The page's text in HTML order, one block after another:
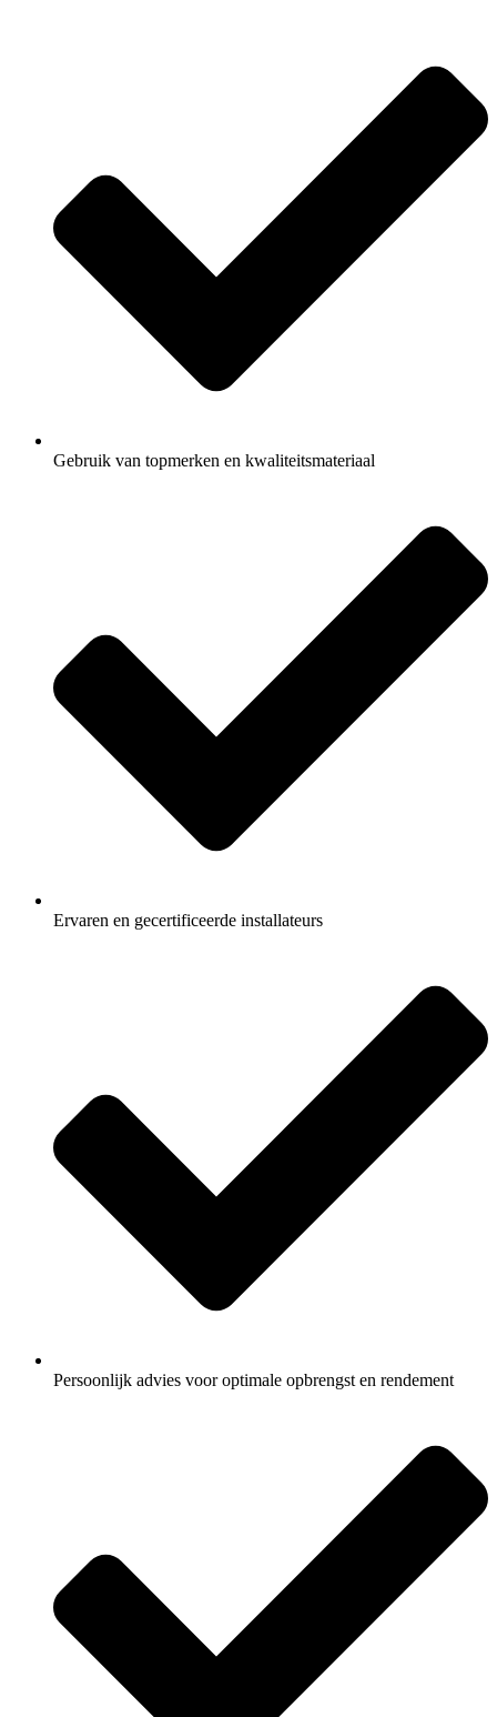
Gebruik van topmerken en kwaliteitsmateriaal
Ervaren en gecertificeerde installateurs
Persoonlijk advies voor optimale opbrengst en rendement